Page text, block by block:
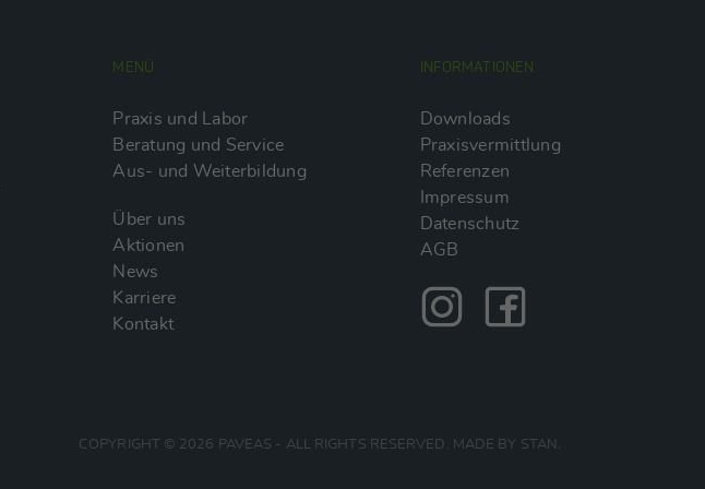
MENÜ
Praxis und Labor
Beratung und Service
Aus- und Weiterbildung
Über uns
Aktionen
News
Karriere
Kontakt
INFORMATIONEN
Downloads
Praxisvermittlung
Referenzen
Impressum
Datenschutz
AGB
COPYRIGHT © 2026 PAVEAS - ALL RIGHTS RESERVED. MADE BY STAN.